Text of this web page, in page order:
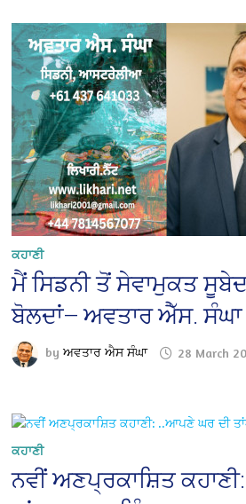
ਕਹਾਣੀ
ਮੈਂ ਸਿਡਨੀ ਤੋਂ ਸੇਵਾਮੁਕਤ
ਬੋਲਦਾਂ— ਅਵਤਾਰ ਐੱਸ. ਸੰਘਾ
byਅਵਤਾਰ ਐਸ ਸੰਘਾ 28 March
ਕਹਾਣੀ
ਨਵੀਂ ਅਣਪ੍ਰਕਾਸ਼ਿਤ